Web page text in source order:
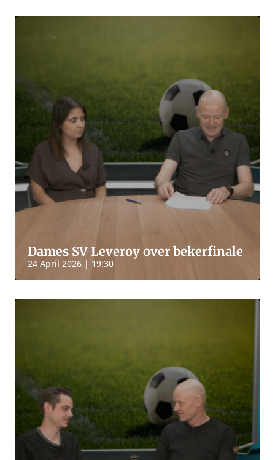
Dames SV Leveroy over bekerfinale
24 April 2026 | 19:30